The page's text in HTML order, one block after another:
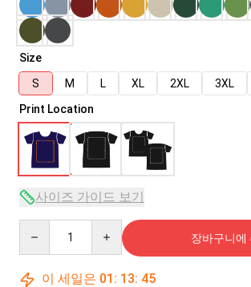
Size
S
M L XL 2XL 3XL
Print Location
사이즈 가이드 보기
장바구니에
이 세일은 01 : 13: 45